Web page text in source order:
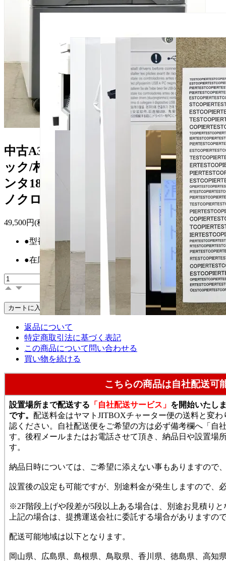
中古A3コピー機/中古A3複合機/ムラテ
ック/村田機械/Muratec MFX-1835/カウ
ンタ1883枚/コピー/FAX/プリンター/モ
ノクロスキャナー
49,500円(税込)
●型番 19829
●在庫数
FAXでのご注文
返品について
特定商取引法に基づく表記
この商品について問い合わせる
買い物を続ける
こちらの商品は自社配送可
設置場所まで配送する 「自社配送サービス」 を開始いたし
です。 配送料金はヤマトJITBOXチャーター便の送料と変わ
認ください。自社配送便をご希望の方は必ず備考欄へ「自
す。後程メールまたはお電話させて頂き、納品日や設置場
す。
納品日時については、ご希望に添えない事もありますので
設置後の設定も可能ですが、別途料金が発生しますので、
※2F階段上げや段差が5段以上ある場合は、別途お見積りと
上記の場合は、提携運送会社に委託する場合がありますの
配送可能地域は以下となります。
岡山県、広島県、島根県、鳥取県、香川県、徳島県、高知